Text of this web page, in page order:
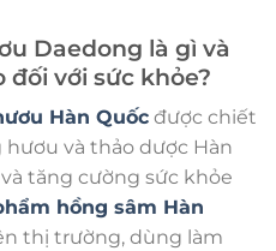
Daedong là gì và
với sức khỏe?
Hàn Quốc được chiết
và thảo dược Hàn
tăng cường sức khỏe
hồng sâm Hàn
thị trường, dùng làm